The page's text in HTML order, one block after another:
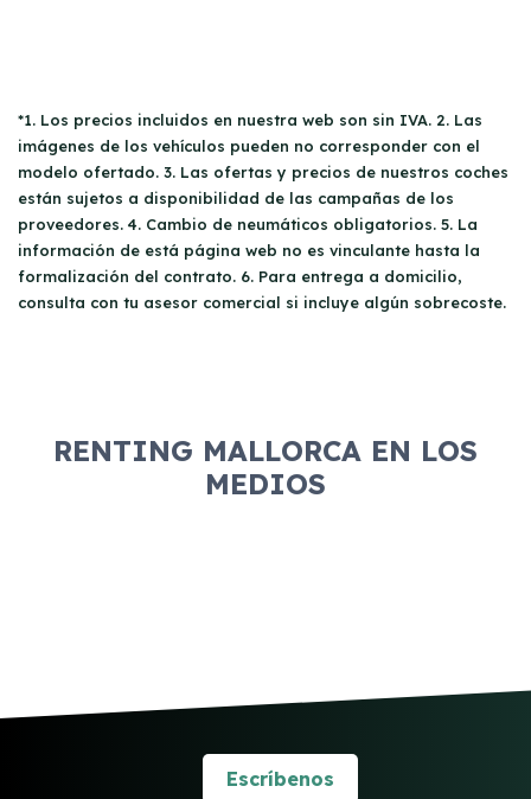
*1. Los precios incluidos en nuestra web son sin IVA. 2. Las
imágenes de los vehículos pueden no corresponder con el
modelo ofertado. 3. Las ofertas y precios de nuestros coches
están sujetos a disponibilidad de las campañas de los
proveedores. 4. Cambio de neumáticos obligatorios. 5. La
información de está página web no es vinculante hasta la
formalización del contrato. 6. Para entrega a domicilio,
consulta con tu asesor comercial si incluye algún sobrecoste.
RENTING MALLORCA EN LOS
MEDIOS
Escríbenos